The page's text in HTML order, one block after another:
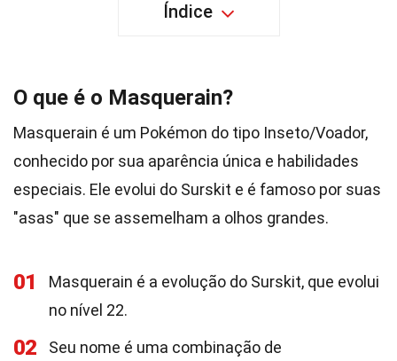
Índice
O que é o Masquerain?
Masquerain é um Pokémon do tipo Inseto/Voador,
conhecido por sua aparência única e habilidades
especiais. Ele evolui do Surskit e é famoso por suas
"asas" que se assemelham a olhos grandes.
01
Masquerain é a evolução do Surskit, que evolui
no nível 22.
02
Seu nome é uma combinação de